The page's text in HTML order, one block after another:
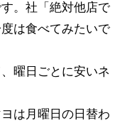
。社「絶対他店で
は食べてみたいで
曜日ごとに安いネ
は月曜日の日替わ